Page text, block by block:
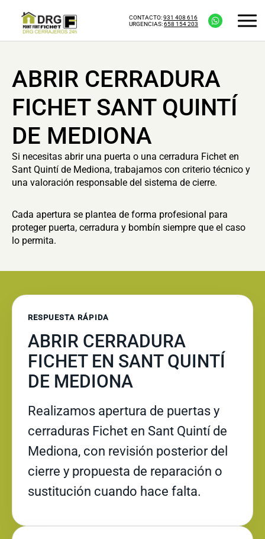
CONTACTO:931 408 616
URGENCIAS:658 154 203
ABRIR CERRADURA
FICHET SANT QUINTÍ
DE MEDIONA
Si necesitas abrir una puerta o una cerradura Fichet en
Sant Quintí de Mediona, trabajamos con criterio técnico y
una valoración responsable del sistema de cierre.
Cada apertura se plantea de forma profesional para
proteger puerta, cerradura y bombín siempre que el caso
lo permita.
RESPUESTA RÁPIDA
ABRIR CERRADURA
FICHET EN SANT QUINTÍ
DE MEDIONA
Realizamos apertura de puertas y
cerraduras Fichet en Sant Quintí de
Mediona, con revisión posterior del
cierre y propuesta de reparación o
sustitución cuando hace falta.